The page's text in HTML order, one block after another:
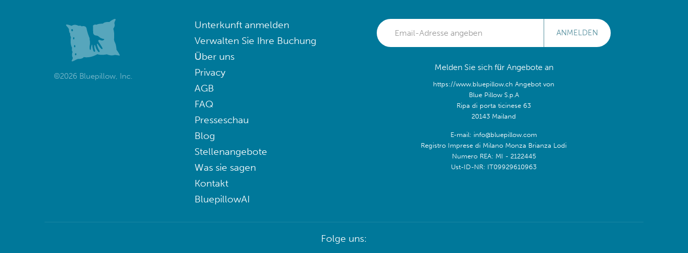
©2026 Bluepillow, Inc.
Unterkunft anmelden
Verwalten Sie Ihre Buchung
Über uns
Privacy
AGB
FAQ
Presseschau
Blog
Stellenangebote
Was sie sagen
Kontakt
BluepillowAI
ANMELDEN
Melden Sie sich für Angebote an
https://www.bluepillow.ch Angebot von
Blue Pillow S.p.A
Ripa di porta ticinese 63
20143 Mailand
E-mail: info@bluepillow.com
Registro Imprese di Milano Monza Brianza Lodi
Numero REA: MI - 2122445
Ust-ID-NR: IT09929610963
Folge uns: